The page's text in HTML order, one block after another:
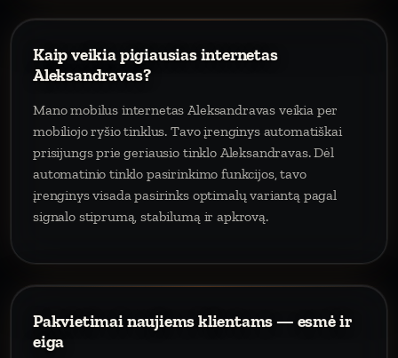
Kaip veikia pigiausias internetas
Aleksandravas?
Mano mobilus internetas Aleksandravas veikia per
mobiliojo ryšio tinklus. Tavo įrenginys automatiškai
prisijungs prie geriausio tinklo Aleksandravas. Dėl
automatinio tinklo pasirinkimo funkcijos, tavo
įrenginys visada pasirinks optimalų variantą pagal
signalo stiprumą, stabilumą ir apkrovą.
Pakvietimai naujiems klientams — esmė ir
eiga